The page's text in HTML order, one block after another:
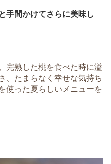
手間かけてさらに美味し
完熟した桃を食べた時に溢
、たまらなく幸せな気持ち
使った夏らしいメニューを